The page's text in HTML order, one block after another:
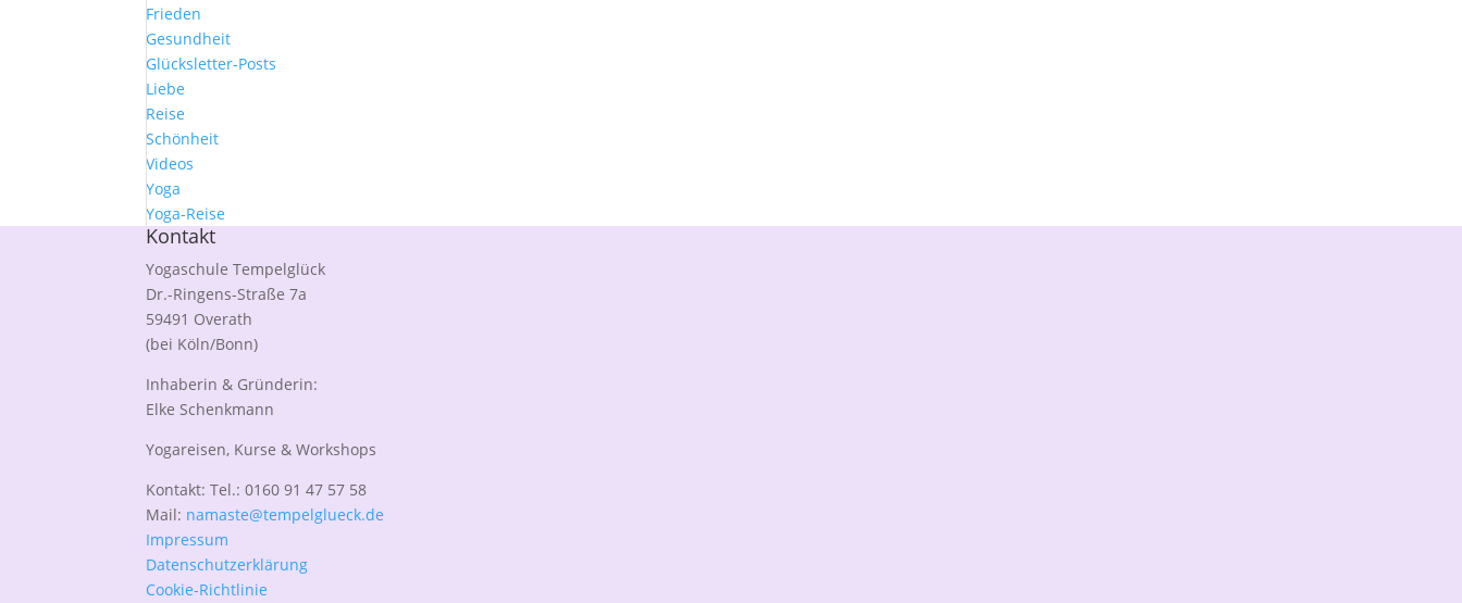
Frieden
Gesundheit
Glücksletter-Posts
Liebe
Reise
Schönheit
Videos
Yoga
Yoga-Reise
Kontakt
Yogaschule Tempelglück
Dr.-Ringens-Straße 7a
59491 Overath
(bei Köln/Bonn)
Inhaberin & Gründerin:
Elke Schenkmann
Yogareisen, Kurse & Workshops
Kontakt: Tel.: 0160 91 47 57 58
Mail: namaste@tempelglueck.de
Impressum
Datenschutzerklärung
Cookie-Richtlinie